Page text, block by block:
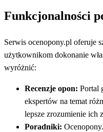
Funkcjonalności
Serwis ocenopony.pl oferuje
użytkownikom dokonanie
wyróżnić:
Recenzje opon: Portal
ekspertów na temat
lepsze zrozumienie ich
Poradniki: